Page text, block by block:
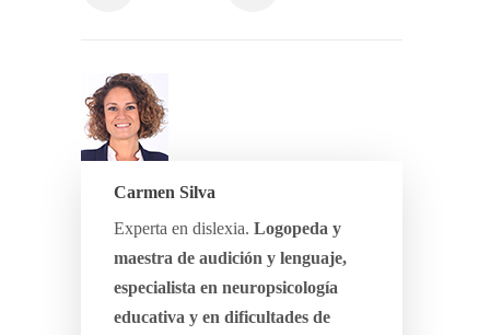
Carmen Silva
Experta en dislexia. Logopeda y
maestra de audición y lenguaje,
especialista en neuropsicología
educativa y en dificultades de